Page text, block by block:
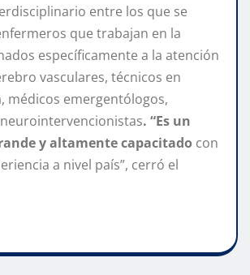
entre los que se
que trabajan en la
específicamente a la atención
vasculares, técnicos en
médicos emergentólogos,
. “Es un
y altamente capacitado con
a nivel país”, cerró el